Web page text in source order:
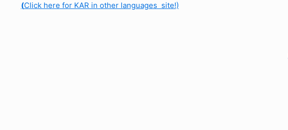
(Click here for KAR in other languages site!)